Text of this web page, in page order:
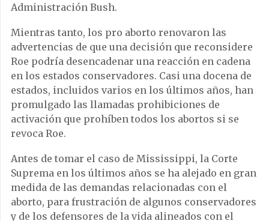
Administración Bush.
Mientras tanto, los pro aborto renovaron las
advertencias de que una decisión que reconsidere
Roe podría desencadenar una reacción en cadena
en los estados conservadores. Casi una docena de
estados, incluidos varios en los últimos años, han
promulgado las llamadas prohibiciones de
activación que prohíben todos los abortos si se
revoca Roe.
Antes de tomar el caso de Mississippi, la Corte
Suprema en los últimos años se ha alejado en gran
medida de las demandas relacionadas con el
aborto, para frustración de algunos conservadores
y de los defensores de la vida alineados con el